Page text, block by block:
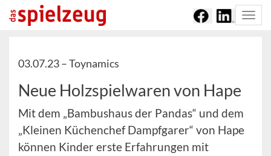
03.07.23 –Toynamics
Neue Holzspielwaren von Hape
Mit dem „Bambushaus der Pandas“ und dem
„Kleinen Küchenchef Dampfgarer“ von Hape
können Kinder erste Erfahrungen mit